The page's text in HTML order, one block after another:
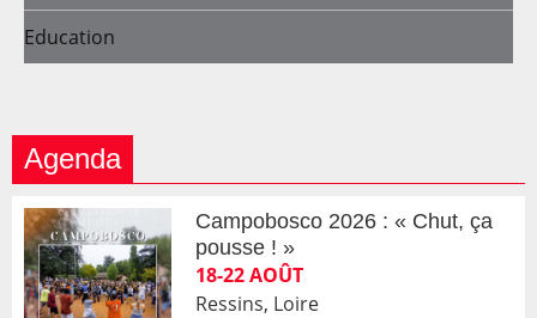
Education
Agenda
Campobosco 2026 : « Chut, ça
pousse ! »
18-22 AOÛT
Ressins, Loire